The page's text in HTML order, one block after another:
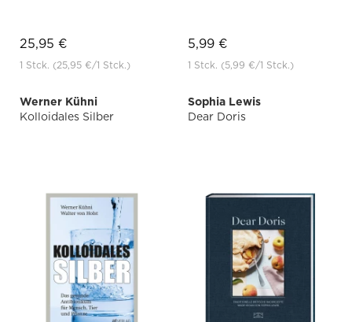
25,95 €
1 Stck. (25,95 €/1 Stck.)
5,99 €
1 Stck. (5,99 €/1 Stck.)
Werner Kühni
Kolloidales Silber
Sophia Lewis
Dear Doris